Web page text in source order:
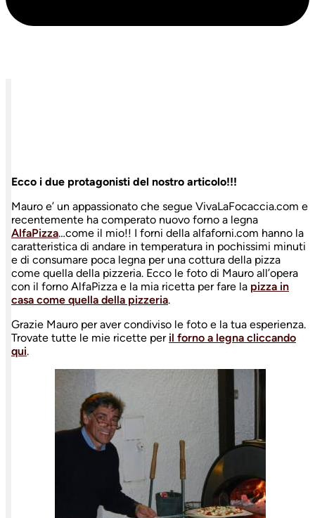
Ecco i due protagonisti del nostro articolo!!!
Mauro e’ un appassionato che segue VivaLaFocaccia.com e
recentemente ha comperato nuovo forno a legna
AlfaPizza…come il mio!! I forni della alfaforni.com hanno la
caratteristica di andare in temperatura in pochissimi minuti
e di consumare poca legna per una cottura della pizza
come quella della pizzeria. Ecco le foto di Mauro all’opera
con il forno AlfaPizza e la mia ricetta per fare la pizza in
casa come quella della pizzeria.
Grazie Mauro per aver condiviso le foto e la tua esperienza.
Trovate tutte le mie ricette per il forno a legna cliccando
qui.